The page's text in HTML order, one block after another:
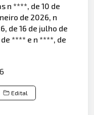
n ****, de 10 de
de 2026, n
de 16 de julho de
**** e n ****, de
Edital